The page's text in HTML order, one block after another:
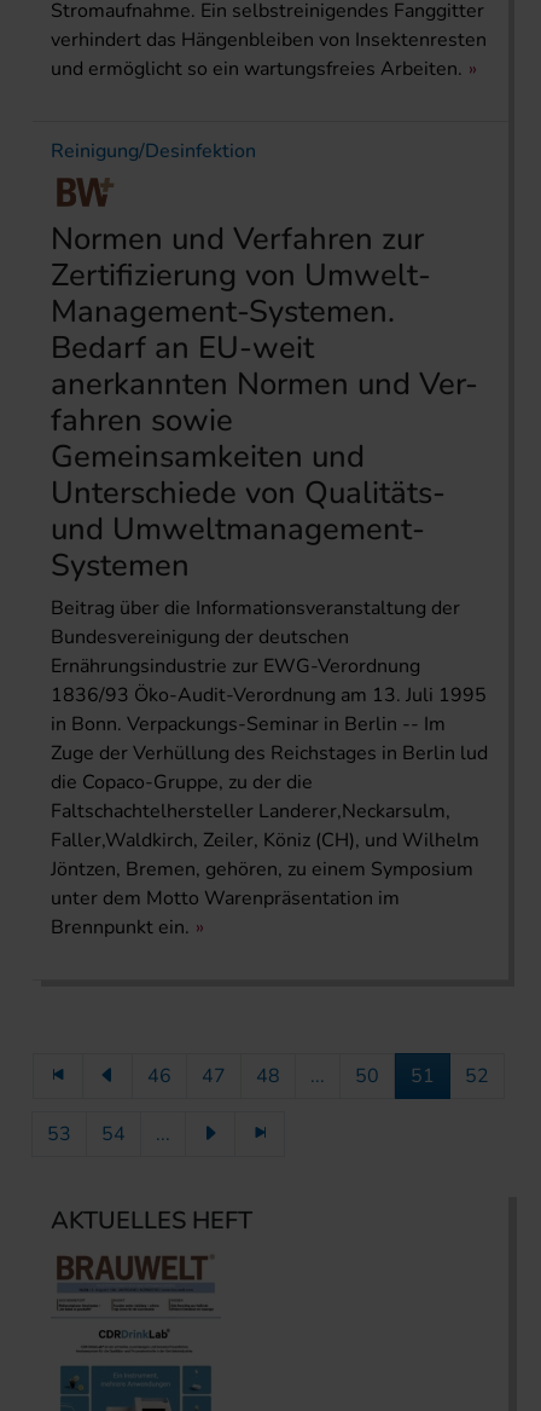
Stromaufnahme. Ein selbstreinigendes Fanggitter
verhindert das Hängenbleiben von Insektenresten
und ermöglicht so ein wartungsfreies Arbeiten.
Reinigung/Desinfektion
Normen und Verfahren zur
Zertifizierung von Umwelt-
Management-Systemen.
Bedarf an EU-weit
anerkannten Normen und Ver-
fahren sowie
Gemeinsamkeiten und
Unterschiede von Qualitäts-
und Umweltmanagement-
Systemen
Beitrag über die Informationsveranstaltung der
Bundesvereinigung der deutschen
Ernährungsindustrie zur EWG-Verordnung
1836/93 Öko-Audit-Verordnung am 13. Juli 1995
in Bonn. Verpackungs-Seminar in Berlin -- Im
Zuge der Verhüllung des Reichstages in Berlin lud
die Copaco-Gruppe, zu der die
Faltschachtelhersteller Landerer,Neckarsulm,
Faller,Waldkirch, Zeiler, Köniz (CH), und Wilhelm
Jöntzen, Bremen, gehören, zu einem Symposium
unter dem Motto Warenpräsentation im
Brennpunkt ein.
46 47 48 ... 50 51 52
53 54 ...
AKTUELLES HEFT